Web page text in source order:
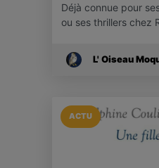
Déjà connue pour
ou ses thrillers chez
L' Oiseau
ACTU